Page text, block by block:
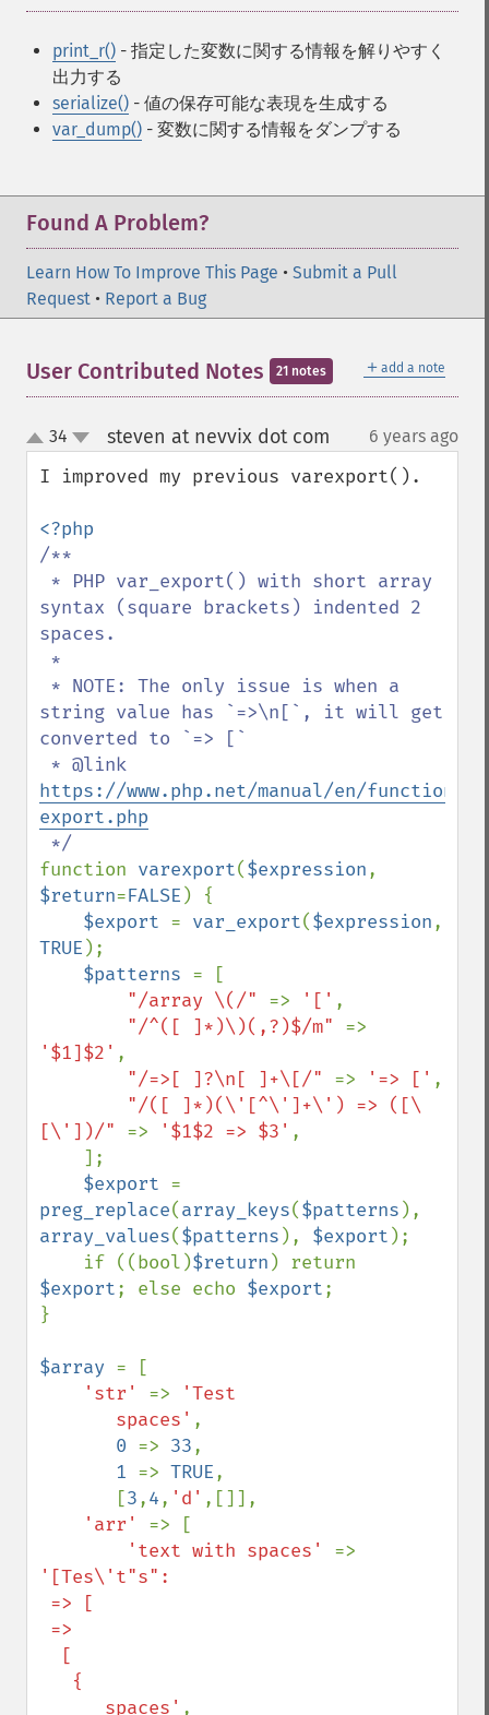
print_r() - 指定した変数に関する情報を解りやすく
出力する
serialize() - 値の保存可能な表現を生成する
var_dump() - 変数に関する情報をダンプする
Found A Problem?
Learn How To Improve This Page • Submit a Pull
Request • Report a Bug
＋ add a note
User Contributed Notes 21 notes
up
down
34 steven at nevvix dot com 6 years ago
I improved my previous varexport().
/**
syntax (square brackets) indented 2
spaces.
string value has `=>\n[`, it will get
converted to `=> [`
https://www.php.net/manual/en/
export.php
function varexport($expression
$return=FALSE ) {
$export = var_export($expression
TRUE );
$patterns = [
"/array \(/" => '[' ,
"/^([ ]*)\)(,?)$/m"
'$1]$2' ,
"/=>[ ]?\n[ ]+\[/" => '=> [' ,
"/([ ]*)(\'[^\']+\') => ([\
[\'])/" => '$1$2 => $3' ,
$export
preg_replace(array_keys($patterns
array_values($patterns ), $export );
    if ((bool)
$return
$export; else echo $export;
}
$array = [
'str' =>
'Test
       spaces'
,
0 => 33,
1 => TRUE,
       [
3,4, 'd' ,[]],
'arr' => [
'text with spaces'
'[Tes\'t"s":
      spaces'
,